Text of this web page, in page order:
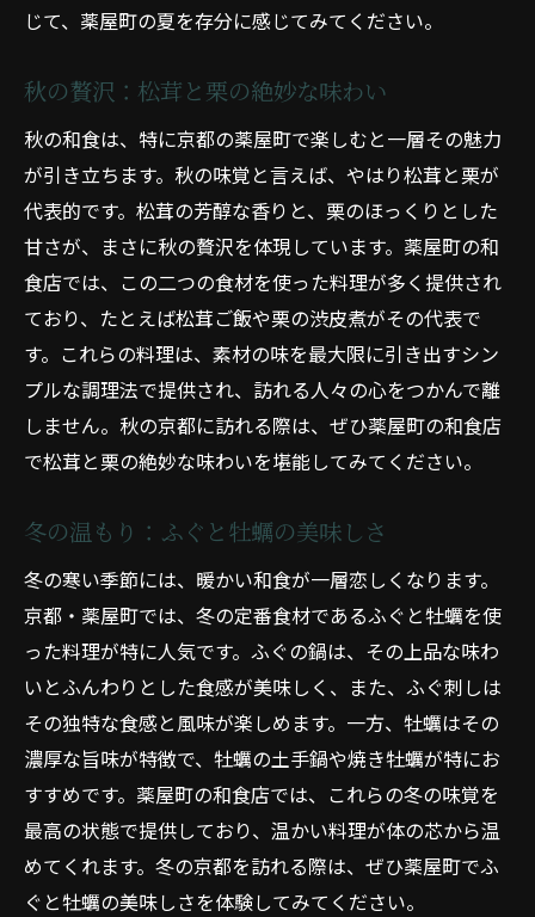
じて、薬屋町の夏を存分に感じてみてください。
秋の贅沢：松茸と栗の絶妙な味わい
秋の和食は、特に京都の薬屋町で楽しむと一層その魅力
が引き立ちます。秋の味覚と言えば、やはり松茸と栗が
代表的です。松茸の芳醇な香りと、栗のほっくりとした
甘さが、まさに秋の贅沢を体現しています。薬屋町の和
食店では、この二つの食材を使った料理が多く提供され
ており、たとえば松茸ご飯や栗の渋皮煮がその代表で
す。これらの料理は、素材の味を最大限に引き出すシン
プルな調理法で提供され、訪れる人々の心をつかんで離
しません。秋の京都に訪れる際は、ぜひ薬屋町の和食店
で松茸と栗の絶妙な味わいを堪能してみてください。
冬の温もり：ふぐと牡蠣の美味しさ
冬の寒い季節には、暖かい和食が一層恋しくなります。
京都・薬屋町では、冬の定番食材であるふぐと牡蠣を使
った料理が特に人気です。ふぐの鍋は、その上品な味わ
いとふんわりとした食感が美味しく、また、ふぐ刺しは
その独特な食感と風味が楽しめます。一方、牡蠣はその
濃厚な旨味が特徴で、牡蠣の土手鍋や焼き牡蠣が特にお
すすめです。薬屋町の和食店では、これらの冬の味覚を
最高の状態で提供しており、温かい料理が体の芯から温
めてくれます。冬の京都を訪れる際は、ぜひ薬屋町でふ
ぐと牡蠣の美味しさを体験してみてください。